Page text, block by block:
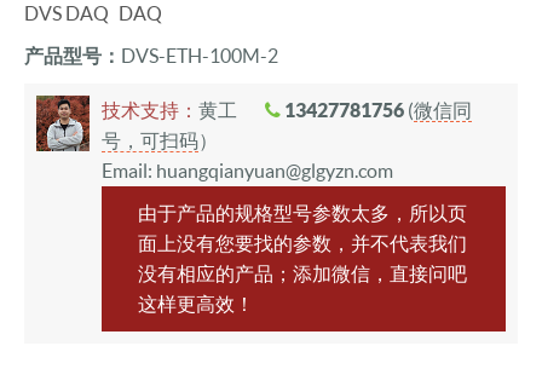
DVS DAQ DAQ
产品型号： DVS-ETH-100M-2
技术支持： 黄工 13427781756 (微信同
号，可扫码）
Email: huangqianyuan@glgyzn.com
由于产品的规格型号参数太多，所以页
面上没有您要找的参数，并不代表我们
没有相应的产品；添加微信，直接问吧
这样更高效！